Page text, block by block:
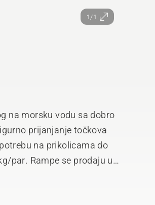
1/1
na morsku vodu sa dobro
prijanjanje točkova
na prikolicama do
par. Rampe se prodaju u